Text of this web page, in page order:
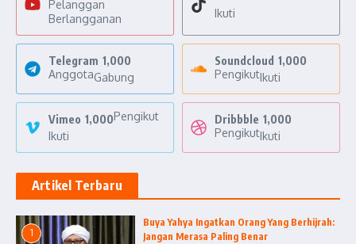
Pelanggan
Berlangganan
Ikuti
Telegram 1,000
AnggotaGabung
Soundcloud 1,000
PengikutIkuti
Vimeo 1,000Pengikut
Ikuti
Dribbble 1,000
PengikutIkuti
Artikel Terbaru
1
Buya Yahya Ingatkan Orang Yang Berhijrah:
Jangan Merasa Paling Benar